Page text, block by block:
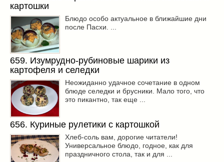
картошки
Блюдо особо актуальное в ближайшие дни
после Пасхи. ...
659. Изумрудно-рубиновые шарики из
картофеля и селедки
Неожиданно удачное сочетание в одном
блюде селедки и брусники. Мало того, что
это пикантно, так еще ...
656. Куриные рулетики с картошкой
Хлеб-соль вам, дорогие читатели!
Универсальное блюдо, годное, как для
праздничного стола, так и для ...